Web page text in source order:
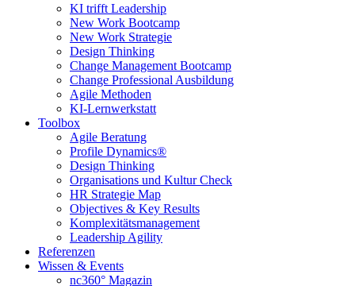
KI trifft Leadership
New Work Bootcamp
New Work Strategie
Design Thinking
Change Management Bootcamp
Change Professional Ausbildung
Agile Methoden
KI-Lernwerkstatt
Toolbox
Agile Beratung
Profile Dynamics®
Design Thinking
Organisations und Kultur Check
HR Strategie Map
Objectives & Key Results
Komplexitätsmanagement
Leadership Agility
Referenzen
Wissen & Events
nc360° Magazin